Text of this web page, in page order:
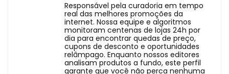
Responsável pela curadoria em tempo
real das melhores promoções da
internet. Nossa equipe e algoritmos
monitoram centenas de lojas 24h por
dia para encontrar quedas de preço,
cupons de desconto e oportunidades
relâmpago. Enquanto nossos editores
analisam produtos a fundo, este perfil
garante que você não perca nenhuma